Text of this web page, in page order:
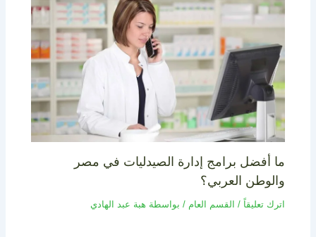
ما أفضل برامج إدارة الصيدليات في مصر
والوطن العربي؟
اترك تعليقاً / القسم العام / بواسطة هبة عبد الهادي